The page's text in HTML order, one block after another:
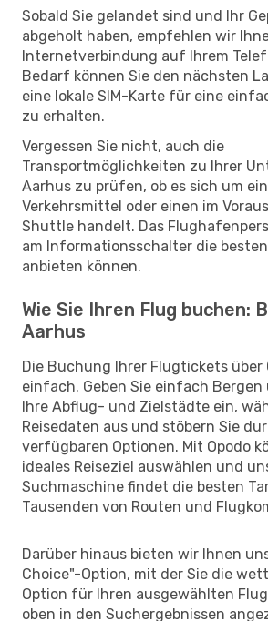
Sobald Sie gelandet sind und Ihr
abgeholt haben, empfehlen wir
Internetverbindung auf Ihrem
Bedarf können Sie den nächsten
eine lokale SIM-Karte für eine
zu erhalten.
Vergessen Sie nicht, auch die
Transportmöglichkeiten zu Ihrer
Aarhus zu prüfen, ob es sich um
Verkehrsmittel oder einen im
Shuttle handelt. Das
am Informationsschalter die
anbieten können.
Wie Sie Ihren Flug buchen:
Aarhus
Die Buchung Ihrer Flugtickets über
einfach. Geben Sie einfach Bergen
Ihre Abflug- und Zielstädte ein,
Reisedaten aus und stöbern Sie
verfügbaren Optionen. Mit Opodo
ideales Reiseziel auswählen und
Suchmaschine findet die besten
Tausenden von Routen und
Darüber hinaus bieten wir Ihnen
Choice"-Option, mit der Sie die
Option für Ihren ausgewählten
oben in den Suchergebnissen